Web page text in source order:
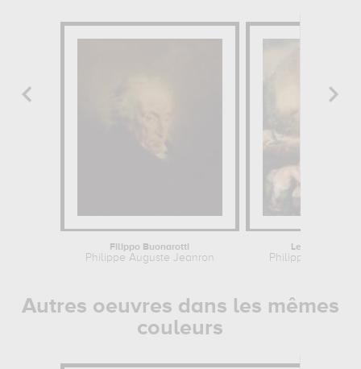
Filippo Buonarotti
Philippe Auguste Jeanron
Les Petits
Philippe Auguste
Autres oeuvres dans les mêmes
couleurs